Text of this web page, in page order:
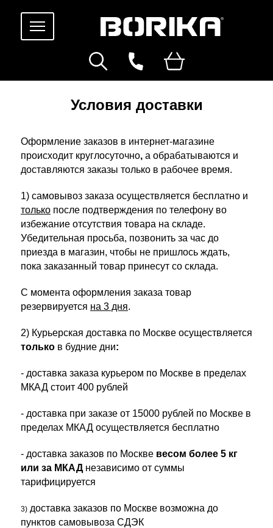
Условия доставки
Оформление заказов в интернет-магазине
происходит круглосуточно, а обрабатываются и
доставляются заказы только в рабочее время.
1) самовывоз заказа осуществляется бесплатно и
только после подтверждения по телефону во
избежание отсутствия товара на складе.
Убедительная просьба, позвонить за час до
приезда в магазин, чтобы не пришлось ждать,
пока заказанный товар принесут со склада.
С момента оформления заказа товар
резервируется на 3 дня.
2) Курьерская доставка по Москве осуществляется
только в будние дни:
- доставка заказа курьером по Москве в пределах
МКАД стоит 400 рублей
- доставка при заказе от 15000 рублей по Москве в
пределах МКАД осуществляется бесплатно
- доставка заказов по Москве весом более 5 кг
или за МКАДнезависимо от суммы
тарифицируется
3) доставка заказов по Москве возможна до
пунктов самовывоза СДЭК